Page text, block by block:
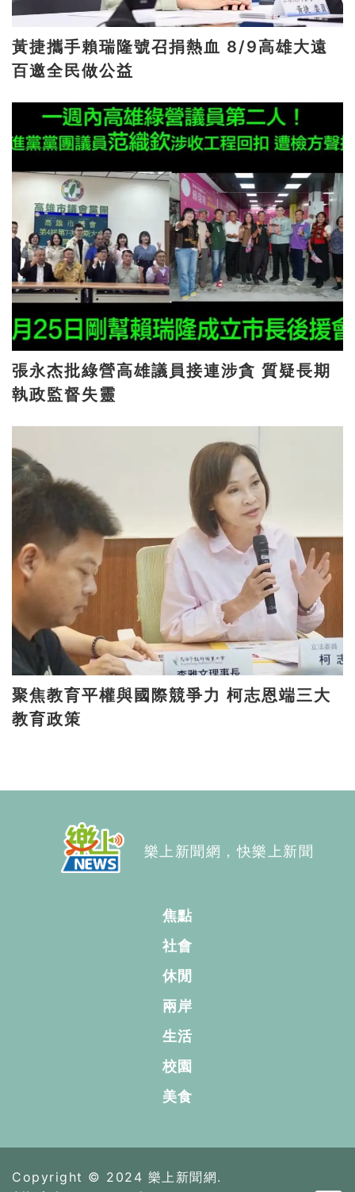
黃捷攜手賴瑞隆號召捐熱血 8/9高雄大遠
百邀全民做公益
張永杰批綠營高雄議員接連涉貪 質疑長期
執政監督失靈
聚焦教育平權與國際競爭力 柯志恩端三大
教育政策
樂上新聞網，快樂上新聞
焦點
社會
休閒
兩岸
生活
校園
美食
Copyright © 2024 樂上新聞網.